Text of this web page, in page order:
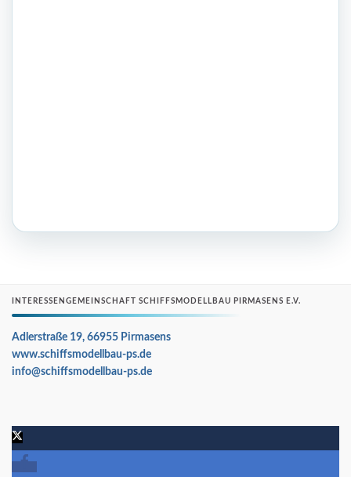
INTERESSENGEMEINSCHAFT SCHIFFSMODELLBAU PIRMASENS E.V.
Adlerstraße 19, 66955 Pirmasens
www.schiffsmodellbau-ps.de
info@schiffsmodellbau-ps.de